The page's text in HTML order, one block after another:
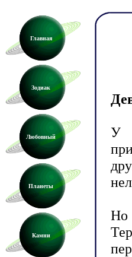
Главная
Зодиак
Любовный
Планеты
Камни
У
Но